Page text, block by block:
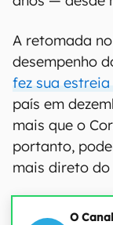
A retomada
desempenho
fez sua
país em
mais que o
portanto,
mais direto do
O